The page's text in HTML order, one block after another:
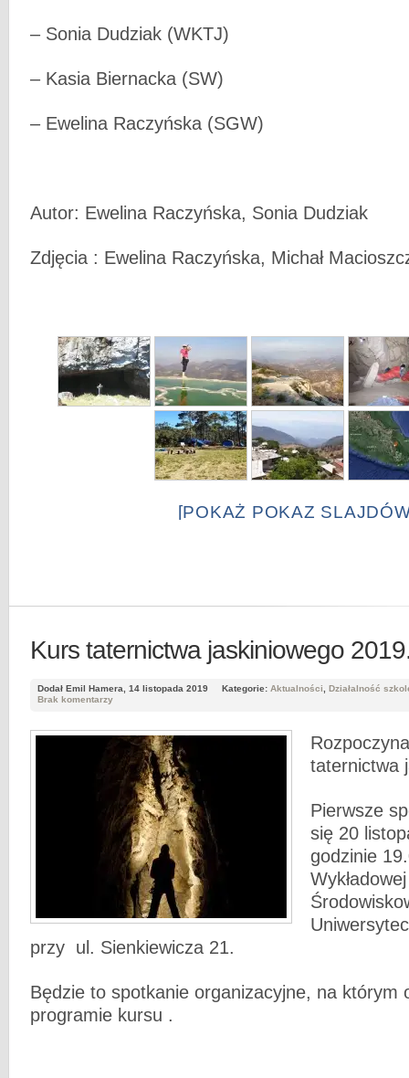
– Sonia Dudziak (WKTJ)
– Kasia Biernacka (SW)
– Ewelina Raczyńska (SGW)
Autor: Ewelina Raczyńska, Sonia Dudziak
Zdjęcia : Ewelina Raczyńska, Michał
[POKAŻ POKAZ
Kurs taternictwa jaskiniowego
Dodał Emil Hamera, 14 listopada 2019 Kategorie: Aktualności
Działalność
Brak komentarzy
taternictwa
Pierwsze
się 20
godzinie
przy ul. Sienkiewicza 21.
Będzie to spotkanie organizacyjne, na którym
programie kursu .